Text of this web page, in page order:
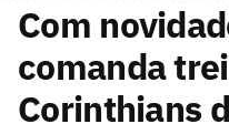
Com
comanda
Corinthians